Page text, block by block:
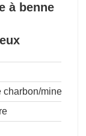
à benne
charbon/mine/